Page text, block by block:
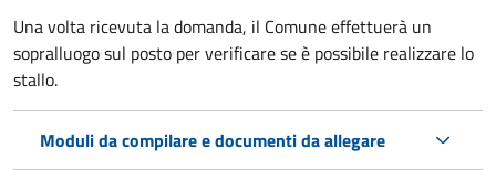
Una volta ricevuta la domanda, il Comune effettuerà un
sopralluogo sul posto per verificare se è possibile realizzare lo
stallo.
Moduli da compilare e documenti da allegare